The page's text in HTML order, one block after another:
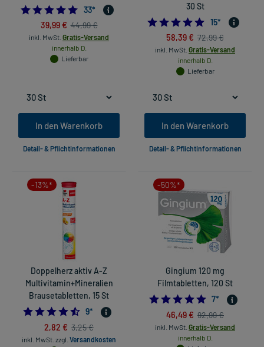
4.696969696969697
33*
39,99 € 44,99 €
inkl. MwSt. Gratis-Versand
innerhalb D.
Lieferbar
In den Warenkorb
Detail- & Pflichtinformationen
30 St
15*
58,39 € 72,99 €
inkl. MwSt. Gratis-Versand
innerhalb D.
Lieferbar
In den Warenkorb
Detail- & Pflichtinformationen
-13%*
Doppelherz aktiv A-Z
Multivitamin+Mineralien
Brausetabletten, 15 St
4.555555555555555
9*
2,82 € 3,25 €
inkl. MwSt. zzgl. Versandkosten
-50%*
Gingium 120 mg
Filmtabletten, 120 St
5.0
7*
46,49 € 92,99 €
inkl. MwSt. Gratis-Versand
innerhalb D.